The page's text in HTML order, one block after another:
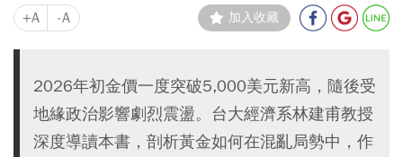
+A -A 加入收藏
2026年初金價一度突破5,000美元新高，隨後受
地緣政治影響劇烈震盪。台大經濟系林建甫教授
深度導讀本書，剖析黃金如何在混亂局勢中，作